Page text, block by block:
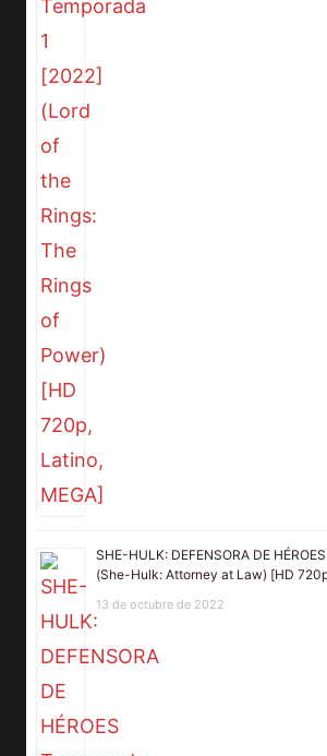
SHE-HULK: DEFENSORA DE
(She-Hulk: Attorney at Law) [HD
13 de octubre de 2022